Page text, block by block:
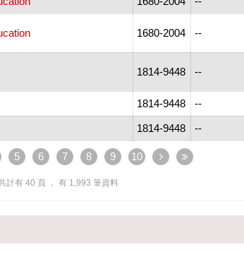
1680-2004 --
1814-9448 --
1814-9448 --
1814-9448 --
5 6 7 8 9 10
計有 40 頁 ， 有 1,993 筆資料